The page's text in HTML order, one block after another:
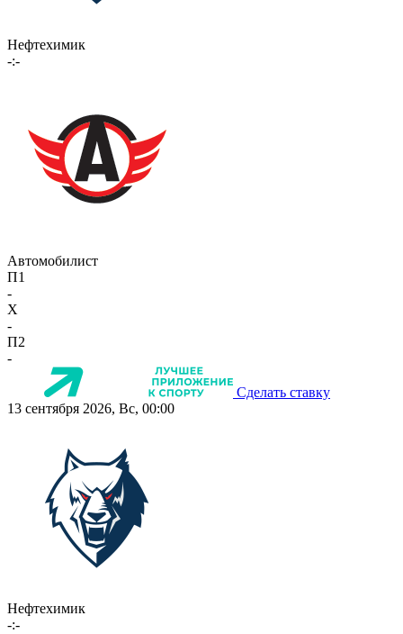
Нефтехимик
-:-
Автомобилист
П1
-
X
-
П2
-
Сделать ставку
13 сентября 2026, Вс, 00:00
Нефтехимик
-:-